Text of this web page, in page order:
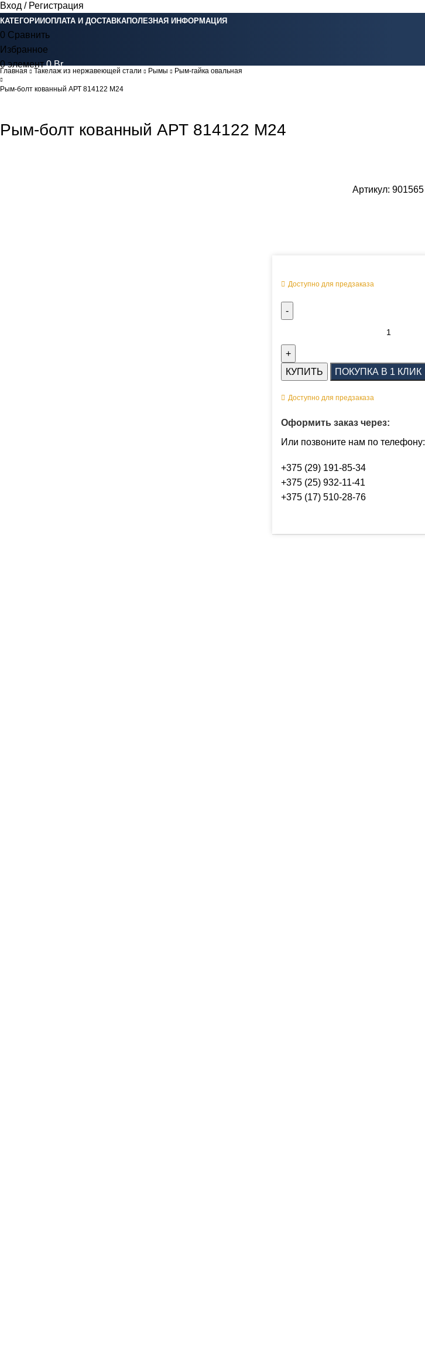
Вход / Регистрация
КАТЕГОРИИОПЛАТА И ДОСТАВКАПОЛЕЗНАЯ ИНФОРМАЦИЯ
0 Сравнить
Избранное
0элемент 0Br
Главная Такелаж из нержавеющей стали Рымы Рым-гайка овальная
Рым-болт кованный АРТ 814122 M24
Рым-болт кованный АРТ 814122 M24
Артикул:901565
Доступно для предзаказа
КУПИТЬ ПОКУПКА В 1 КЛИК
Доступно для предзаказа
Оформить заказ через:
Или позвоните нам по телефону:
+375 (29) 191-85-34
+375 (25) 932-11-41
+375 (17) 510-28-76